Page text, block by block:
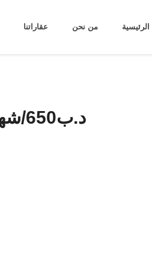
من نحن عقاراتنا
د.ب‎650/شهريا